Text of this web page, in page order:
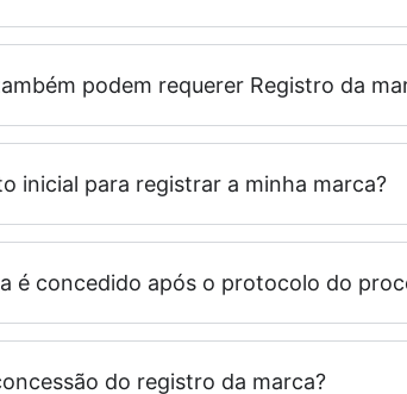
podem requerer Registro da
inicial para registrar a minha marca?
é concedido após o protocolo do
do registro da marca?